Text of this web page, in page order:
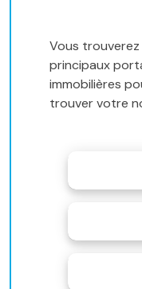
Vous trouverez
principaux
immobilières
trouver votre